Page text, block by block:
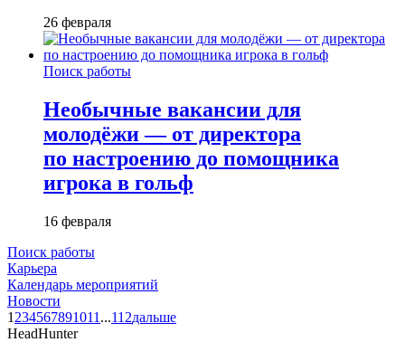
26 февраля
Поиск работы
Необычные вакансии для
молодёжи — от директора
по настроению до помощника
игрока в гольф
16 февраля
Поиск работы
Карьера
Календарь мероприятий
Новости
1 234567891011 ...112дальше
HeadHunter